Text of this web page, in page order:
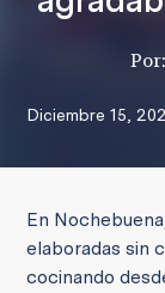
Diciembre 15,
En
elaboradas sin
cocinando